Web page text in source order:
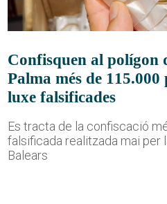
Confisquen al polígon
Palma més de 115.000
luxe falsificades
Es tracta de la confiscació
falsificada realitzada mai per
Balears